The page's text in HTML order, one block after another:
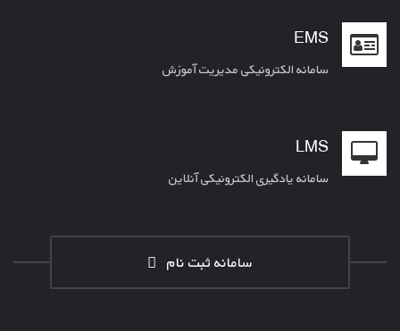
EMS
سامانه الکترونیکی مدیریت آموزش
LMS
سامانه یادگیری الکترونیکی آنلاین
سامانه ثبت نام